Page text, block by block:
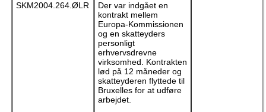
SKM2004.264.ØLR
Der var indgået en
kontrakt mellem
Europa-Kommissionen
og en skatteyders
personligt
erhvervsdrevne
virksomhed. Kontrakten
lød på 12 måneder og
skatteyderen flyttede til
Bruxelles for at udføre
arbejdet.